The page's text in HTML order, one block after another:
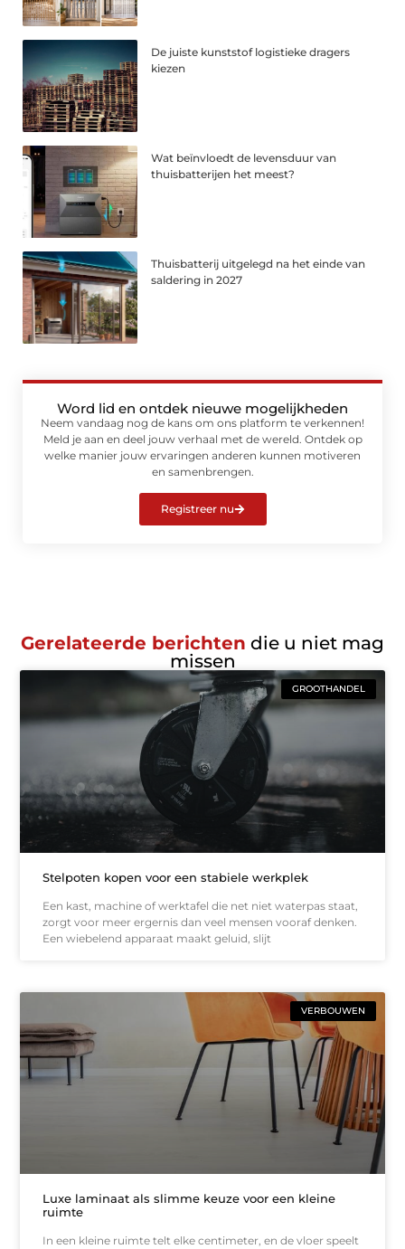
De juiste kunststof logistieke dragers
kiezen
Wat beïnvloedt de levensduur van
thuisbatterijen het meest?
Thuisbatterij uitgelegd na het einde van
saldering in 2027
Word lid en ontdek nieuwe mogelijkheden
Neem vandaag nog de kans om ons platform te verkennen!
Meld je aan en deel jouw verhaal met de wereld. Ontdek op
welke manier jouw ervaringen anderen kunnen motiveren
en samenbrengen.
Registreer nu
Gerelateerde berichten die u niet mag
missen
GROOTHANDEL
Stelpoten kopen voor een stabiele werkplek
Een kast, machine of werktafel die net niet waterpas staat,
zorgt voor meer ergernis dan veel mensen vooraf denken.
Een wiebelend apparaat maakt geluid, slijt
VERBOUWEN
Luxe laminaat als slimme keuze voor een kleine
ruimte
In een kleine ruimte telt elke centimeter, en de vloer speelt